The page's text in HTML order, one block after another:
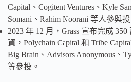
Capital、Cogitent Ventures、Kyle
Somani、Rahim Noorani 等人參與投
2023 年 12 月，Grass 宣布完成
資，Polychain Capital 和 Tribe
Big Brain、Advisors Anonymous、
等參投。